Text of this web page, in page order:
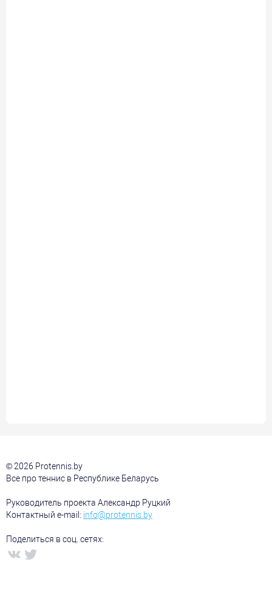
© 2026 Protennis.by
Все про теннис в Республике Беларусь
Руководитель проекта Александр Руцкий
Контактный e-mail: info@protennis.by
Поделиться в соц. сетях: